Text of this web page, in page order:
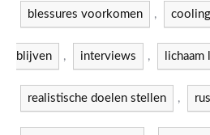
blessures voorkomen ,
blijven , interviews ,
realistische doelen stellen ,